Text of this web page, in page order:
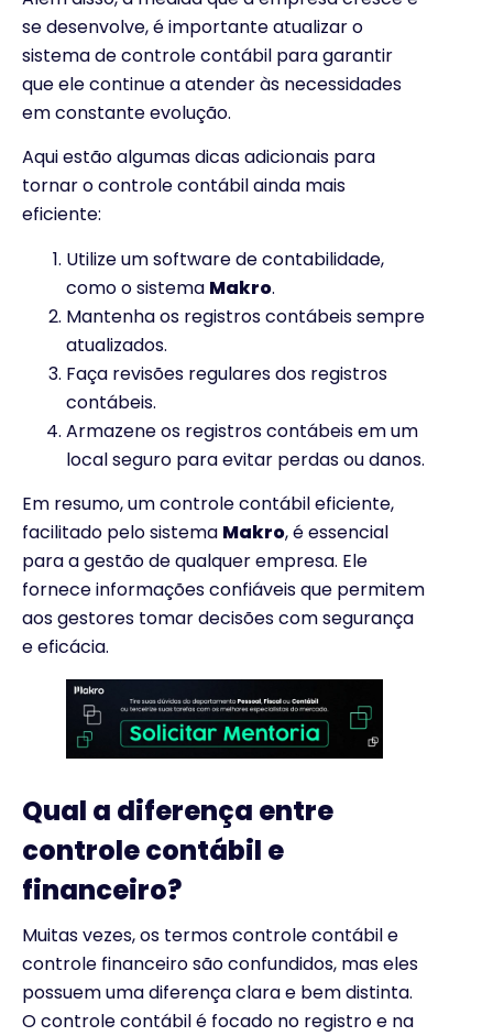
se desenvolve, é importante atualizar o
sistema de controle contábil para garantir
que ele continue a atender às necessidades
em constante evolução.
Aqui estão algumas dicas adicionais para
tornar o controle contábil ainda mais
eficiente:
Utilize um software de contabilidade,
como o sistema Makro.
Mantenha os registros contábeis sempre
atualizados.
Faça revisões regulares dos registros
contábeis.
Armazene os registros contábeis em um
local seguro para evitar perdas ou danos.
Em resumo, um controle contábil eficiente,
facilitado pelo sistema Makro, é essencial
para a gestão de qualquer empresa. Ele
fornece informações confiáveis que permitem
aos gestores tomar decisões com segurança
e eficácia.
Qual a diferença entre
controle contábil e
financeiro?
Muitas vezes, os termos controle contábil e
controle financeiro são confundidos, mas eles
possuem uma diferença clara e bem distinta.
O controle contábil é focado no registro e na